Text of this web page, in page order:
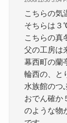
こちらの気
そちらは３
こちらの真
父の工房は
幕西町の蘭
輪西の、と
水族館のつ
おでん確か
のような物